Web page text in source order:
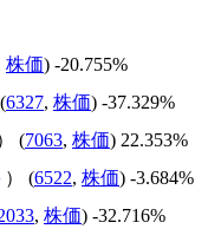
株価) -20.755%
6327, 株価) -37.329%
(7063, 株価) 22.353%
） (6522, 株価) -3.684%
, 株価) -32.716%